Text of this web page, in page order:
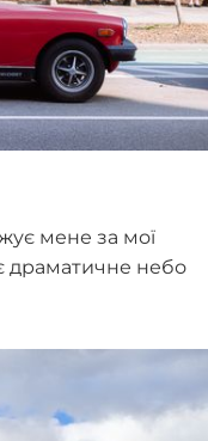
мене за мої
драматичне небо